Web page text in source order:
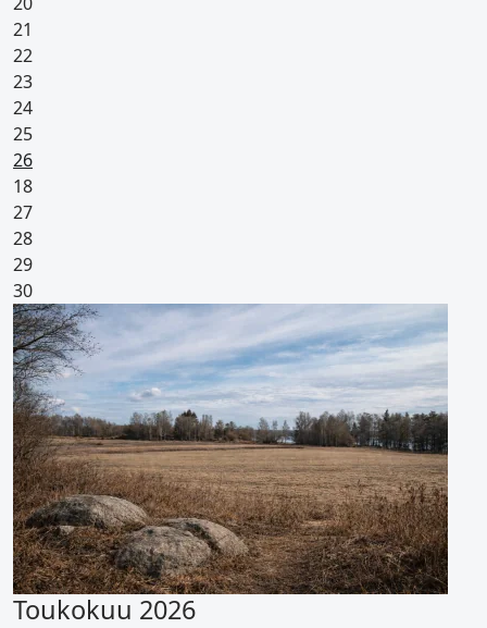
21
22
23
24
25
26Pyhäpäivä
18
27
28
29
30
Toukokuu 2026